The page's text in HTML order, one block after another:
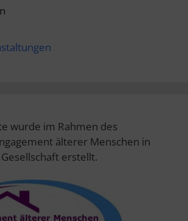
wurde im Rahmen des
älterer Menschen in
erstellt.